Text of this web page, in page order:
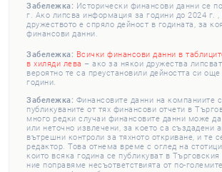
Забележка: Исторически финансови данни се
г. Ако липсва информация за години до 2024 г. ,
дружеството е спряло дейност в годината, за
финансови данни.
Забележка: Всички финансови данни в
в хиляди лева – ако за някои дружества
вероятно те са преустановили дейността си
години.
Забележка: Финансовите данни на компаниите
публикуваните от тях финансови отчети в
много редки случаи финансовите данни може
или неточно извлечени, за което са създадени
вътрешни контроли за тяхното откриване, и те
редактор. Това отнема време с оглед на
които всяка година се публикуват в Търговския
ние поправяме несъответствията от по-